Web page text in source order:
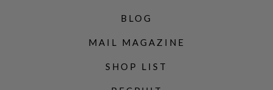
BLOG
MAIL MAGAZINE
SHOP LIST